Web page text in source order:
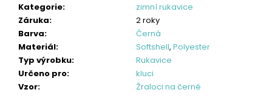
Kategorie:
zimní rukavice
Záruka:
2 roky
Barva:
Černá
Materiál: Softshell, Polyester
Typ výrobku:
Rukavice
Určeno pro:
kluci
Vzor: Žraloci na černé
KR.
MODRÁ
900
Kč